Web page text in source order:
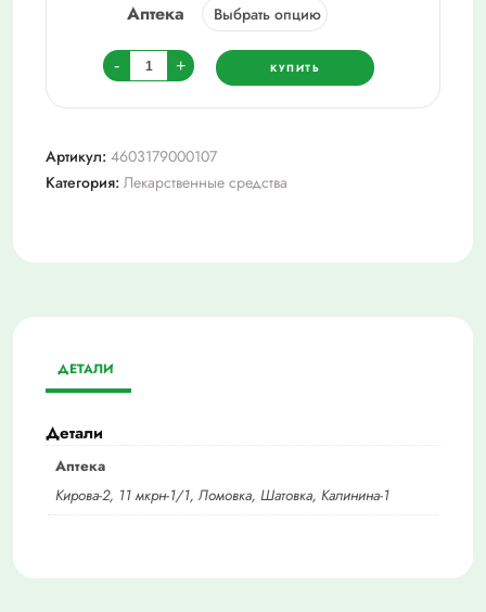
Аптека
-
Количество
товара
Нитроксолин,
п/
о
+ КУПИТЬ
Артикул: 4603179000107
Категория: Лекарственные средства
ДЕТАЛИ
Детали
Аптека
Кирова-2, 11 мкрн-1/1, Ломовка, Шатовка, Калинина-1